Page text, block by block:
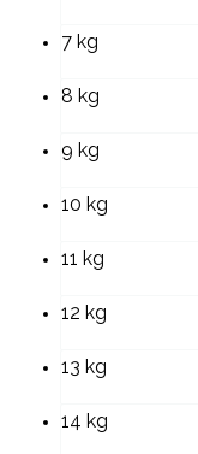
7 kg
8 kg
9 kg
10 kg
11 kg
12 kg
13 kg
14 kg